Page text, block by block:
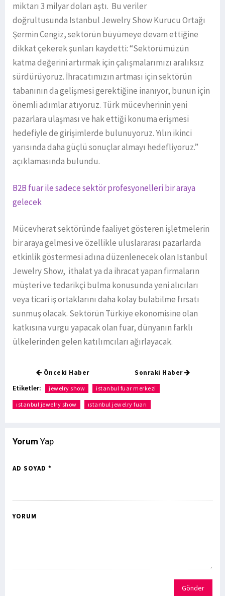
miktarı 3 milyar doları aştı. Bu veriler
doğrultusunda Istanbul Jewelry Show Kurucu Ortağı
Şermin Cengiz, sektörün büyümeye devam ettiğine
dikkat çekerek şunları kaydetti: “Sektörümüzün
katma değerini artırmak için çalışmalarımızı aralıksız
sürdürüyoruz. İhracatımızın artması için sektörün
tabanının da gelişmesi gerektiğine inanıyor, bunun için
önemli adımlar atıyoruz. Türk mücevherinin yeni
pazarlara ulaşması ve hak ettiği konuma erişmesi
hedefiyle de girişimlerde bulunuyoruz. Yılın ikinci
yarısında daha güçlü sonuçlar almayı hedefliyoruz.”
açıklamasında bulundu.
B2B fuar ile sadece sektör profesyonelleri bir araya
gelecek
Mücevherat sektöründe faaliyet gösteren işletmelerin
bir araya gelmesi ve özellikle uluslararası pazarlarda
etkinlik göstermesi adına düzenlenecek olan Istanbul
Jewelry Show, ithalat ya da ihracat yapan firmaların
müşteri ve tedarikçi bulma konusunda yeni alıcıları
veya ticari iş ortaklarını daha kolay bulabilme fırsatı
sunmuş olacak. Sektörün Türkiye ekonomisine olan
katkısına vurgu yapacak olan fuar, dünyanın farklı
ülkelerinden gelen katılımcıları ağırlayacak.
Önceki Haber Sonraki Haber
Etiketler: jewelry show istanbul fuar merkezi
ıstanbul jewelry show ıstanbul jewelry fuarı
Yorum Yap
AD SOYAD *
YORUM
Gönder